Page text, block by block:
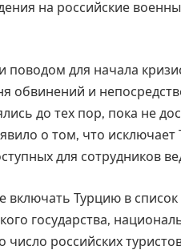
на российские
поводом для начала
обвинений и
до тех пор, пока не
о том, что
для сотрудников
включать Турцию в список
государства,
число российских